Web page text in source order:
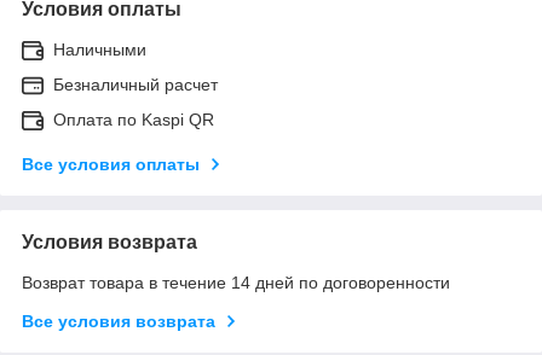
Условия оплаты
Наличными
Безналичный расчет
Оплата по Kaspi QR
Все условия оплаты
Условия возврата
Возврат товара в течение 14 дней по договоренности
Все условия возврата